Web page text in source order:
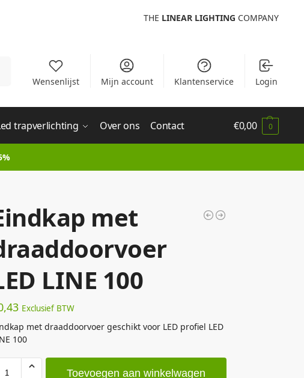
THE LINEAR LIGHTING COMPANY
Wensenlijst Mijn account Klantenservice Login
trapverlichting Over ons Contact €0,00 0
met
LINE 100
Exclusief BTW
met draaddoorvoer geschikt voor LED profiel LED
100
Toevoegen aan winkelwagen